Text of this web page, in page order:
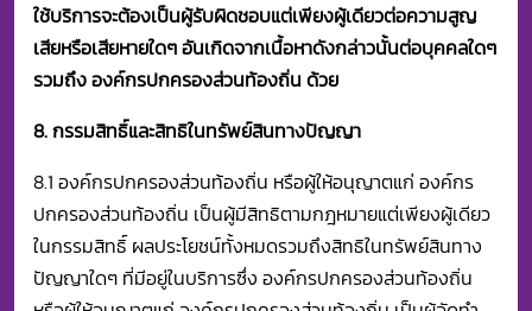
ใช้บริการจะต้องเป็นผู้รับผิดชอบแต่เพียงผู้เดียวต่อความสูญ
เสียหรือเสียหายใดๆ อันเกิดจากเนื้อหาดังกล่าวนั้นต่อบุคคลใดๆ
รวมถึง องค์กรปกครองส่วนท้องถิ่น ด้วย
8. กรรมสิทธิ์และสิทธิในทรัพย์สินทางปัญญา
8.1 องค์กรปกครองส่วนท้องถิ่น หรือผู้ให้อนุญาตแก่ องค์กร
ปกครองส่วนท้องถิ่น เป็นผู้มีสิทธิตามกฎหมายแต่เพียงผู้เดียว
ในกรรมสิทธิ์ ผลประโยชน์ทั้งหมดรวมถึงสิทธิในทรัพย์สินทาง
ปัญญาใดๆ ที่มีอยู่ในบริการซึ่ง องค์กรปกครองส่วนท้องถิ่น